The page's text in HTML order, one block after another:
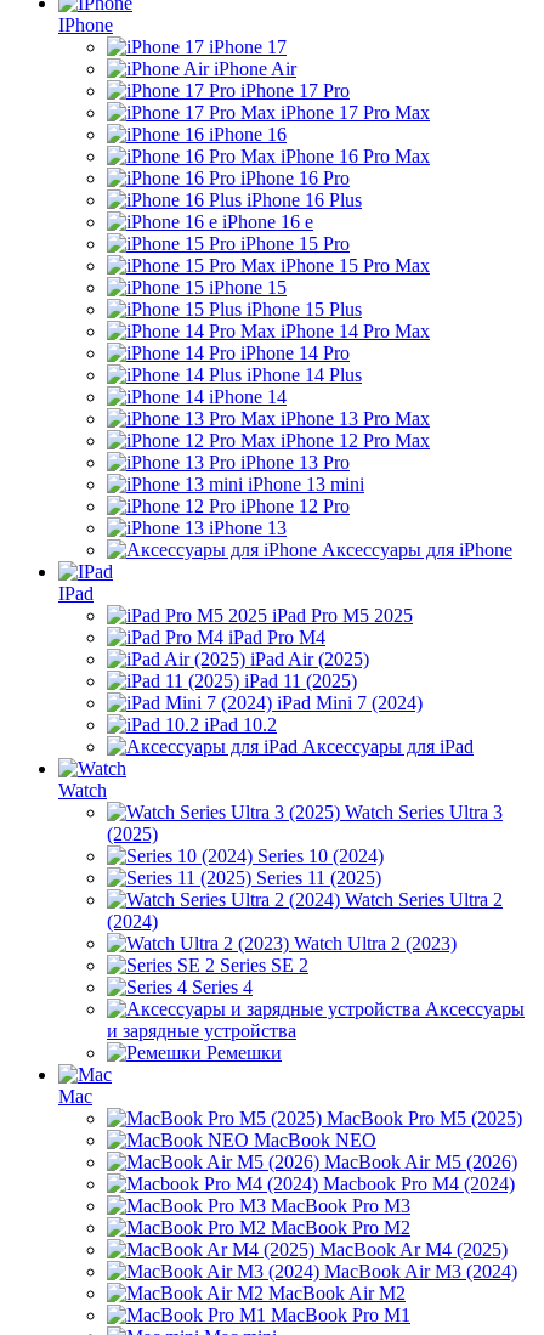
IPhone
iPhone 17
iPhone Air
iPhone 17 Pro
iPhone 17 Pro Max
iPhone 16
iPhone 16 Pro Max
iPhone 16 Pro
iPhone 16 Plus
iPhone 16 e
iPhone 15 Pro
iPhone 15 Pro Max
iPhone 15
iPhone 15 Plus
iPhone 14 Pro Max
iPhone 14 Pro
iPhone 14 Plus
iPhone 14
iPhone 13 Pro Max
iPhone 12 Pro Max
iPhone 13 Pro
iPhone 13 mini
iPhone 12 Pro
iPhone 13
Аксессуары для iPhone
IPad
iPad Pro M5 2025
iPad Pro M4
iPad Air (2025)
iPad 11 (2025)
iPad Mini 7 (2024)
iPad 10.2
Аксессуары для iPad
Watch
Watch Series Ultra 3
(2025)
Series 10 (2024)
Series 11 (2025)
Watch Series Ultra 2
(2024)
Watch Ultra 2 (2023)
Series SE 2
Series 4
Аксессуары
и зарядные устройства
Ремешки
Mac
MacBook Pro M5 (2025)
MacBook NEO
MacBook Air M5 (2026)
Macbook Pro M4 (2024)
MacBook Pro M3
MacBook Pro M2
MacBook Ar M4 (2025)
MacBook Air M3 (2024)
MacBook Air M2
MacBook Pro M1